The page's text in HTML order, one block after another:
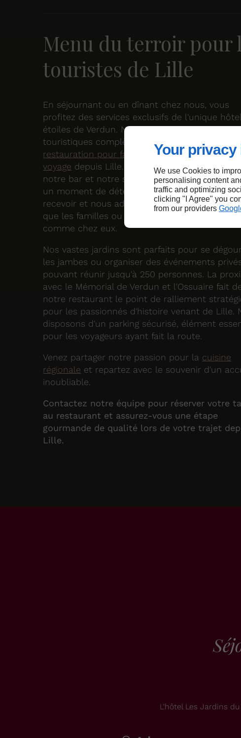
Your
We use Cookies to
personalising content
traffic and optimizing
clicking "I Agree" you
from our providers
Menu du terroir pour
touristes de Lille
En séjournant ou en dînant chez nous, vous
profitez des services exclusifs de l'unique
étoiles de Verdun. Nous proposons des offres
touristiques complètes incluant hébergement
restauration pour faciliter l'organisation de
voyage depuis Lille. Après une journée de visite,
notre bar et notre spa sont à votre disposition
un moment de détente bien mérité. Nous
recevoir et nous adaptons nos prestations
que les familles ou groupes de Lille se sentent
comme chez eux.
Nos vastes jardins sont parfaits pour se
les jambes ou organiser des événements
pouvant réunir jusqu'à 250 personnes. La
avec le Mémorial de Verdun et l'Ossuaire fait
notre restaurant le point de ralliement
pour les passionnés d'histoire venant de Lille.
disposons d'un parking sécurisé, élément
pour les voyageurs ayant fait la route.
Venez partager notre passion pour la cuisine
régionale et repartez avec le souvenir d'un
inoubliable.
Contactez notre équipe pour réserver votre
au restaurant et assurez-vous une étape
gourmande de qualité lors de votre trajet
Lille.
L'hôtel Les Jardins